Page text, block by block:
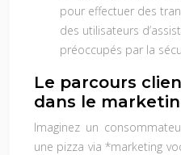
pour effectuer des
des utilisateurs
préoccupés par la
Le parcours
dans le
Imaginez un
une pizza via *marketing